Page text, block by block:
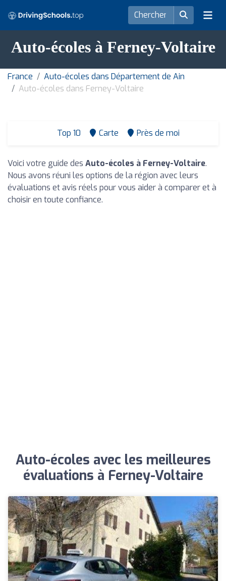
Auto-écoles à Ferney-Voltaire
France
Auto-écoles dans Département de Ain
Auto-écoles dans Ferney-Voltaire
Top 10 Carte Près de moi
Voici votre guide des Auto-écoles à Ferney-Voltaire.
Nous avons réuni les options de la région avec leurs
évaluations et avis réels pour vous aider à comparer et à
choisir en toute confiance.
Auto-écoles avec les meilleures
évaluations à Ferney-Voltaire